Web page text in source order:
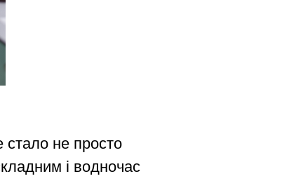
стало не просто
і водночас